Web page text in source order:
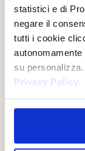
statistici e di
negare il
tutti i cookie
su
Privacy Policy